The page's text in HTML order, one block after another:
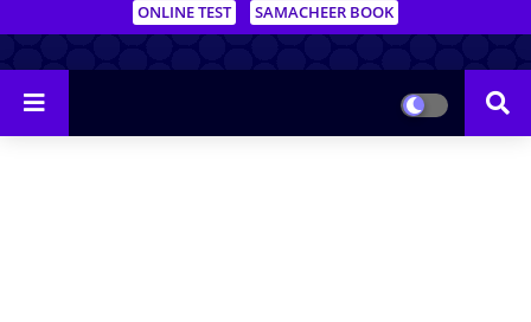
ONLINE TEST
SAMACHEER BOOK